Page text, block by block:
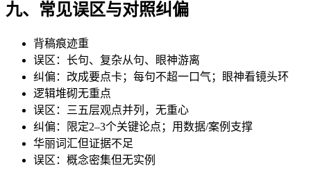
九、常见误区与对照纠偏
背稿痕迹重
误区：长句、复杂从句、眼神游离
纠偏：改成要点卡；每句不超一口气；眼神看镜头环
逻辑堆砌无重点
误区：三五层观点并列，无重心
纠偏：限定2–3个关键论点；用数据/案例支撑
华丽词汇但证据不足
误区：概念密集但无实例